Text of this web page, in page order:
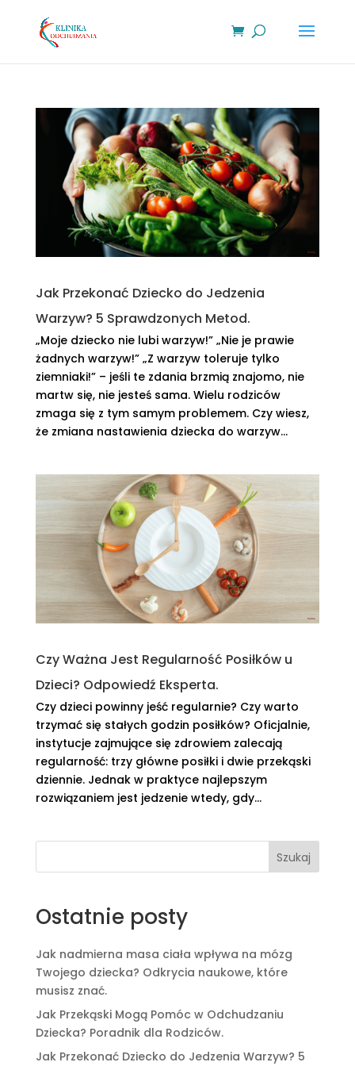
Jak Przekonać Dziecko do Jedzenia
Warzyw? 5 Sprawdzonych Metod.
„Moje dziecko nie lubi warzyw!” „Nie je prawie
żadnych warzyw!” „Z warzyw toleruje tylko
ziemniaki!” – jeśli te zdania brzmią znajomo, nie
martw się, nie jesteś sama. Wielu rodziców
zmaga się z tym samym problemem. Czy wiesz,
że zmiana nastawienia dziecka do warzyw...
Czy Ważna Jest Regularność Posiłków u
Dzieci? Odpowiedź Eksperta.
Czy dzieci powinny jeść regularnie? Czy warto
trzymać się stałych godzin posiłków? Oficjalnie,
instytucje zajmujące się zdrowiem zalecają
regularność: trzy główne posiłki i dwie przekąski
dziennie. Jednak w praktyce najlepszym
rozwiązaniem jest jedzenie wtedy, gdy...
Szukaj
Ostatnie posty
Jak nadmierna masa ciała wpływa na mózg
Twojego dziecka? Odkrycia naukowe, które
musisz znać.
Jak Przekąski Mogą Pomóc w Odchudzaniu
Dziecka? Poradnik dla Rodziców.
Jak Przekonać Dziecko do Jedzenia Warzyw? 5